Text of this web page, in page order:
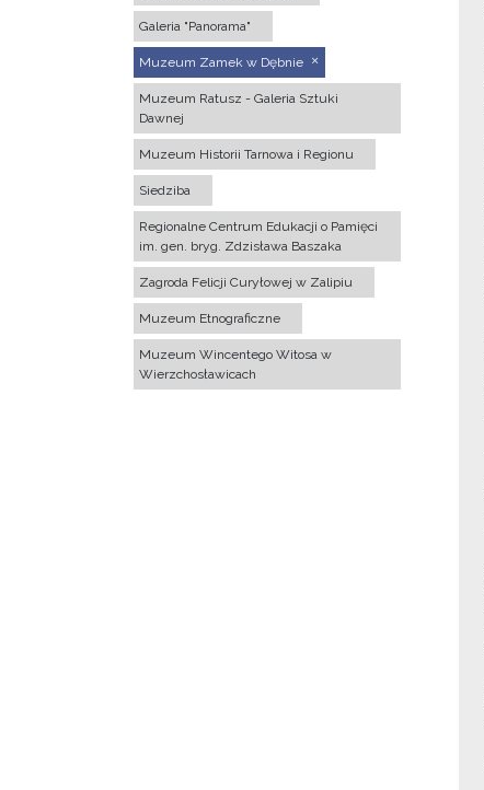
Galeria "Panorama"
Muzeum Zamek w Dębnie
Muzeum Ratusz - Galeria Sztuki
Dawnej
Muzeum Historii Tarnowa i Regionu
Siedziba
Regionalne Centrum Edukacji o Pamięci
im. gen. bryg. Zdzisława Baszaka
Zagroda Felicji Curyłowej w Zalipiu
Muzeum Etnograficzne
Muzeum Wincentego Witosa w
Wierzchosławicach